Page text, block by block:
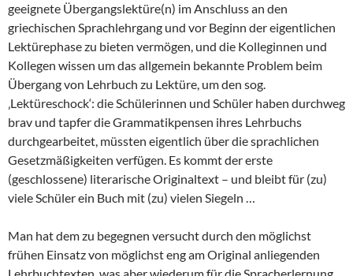
geeignete Übergangslektüre(n) im Anschluss an den
griechischen Sprachlehrgang und vor Beginn der eigentlichen
Lektürephase zu bieten vermögen, und die Kolleginnen und
Kollegen wissen um das allgemein bekannte Problem beim
Übergang von Lehrbuch zu Lektüre, um den sog.
‚Lektüreschock‘: die Schülerinnen und Schüler haben durchweg
brav und tapfer die Grammatikpensen ihres Lehrbuchs
durchgearbeitet, müssten eigentlich über die sprachlichen
Gesetzmäßigkeiten verfügen. Es kommt der erste
(geschlossene) literarische Originaltext – und bleibt für (zu)
viele Schüler ein Buch mit (zu) vielen Siegeln …
Man hat dem zu begegnen versucht durch den möglichst
frühen Einsatz von möglichst eng am Original anliegenden